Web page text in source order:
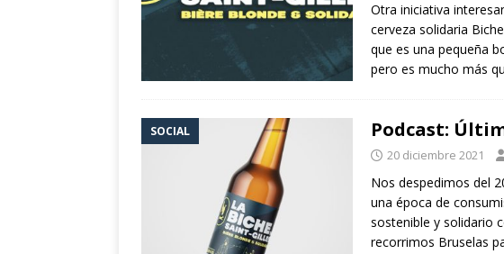
Otra iniciativa
cerveza solidaria
que es una pequeña
pero es mucho más
SOCIAL Podcast:
20 diciembre 2021
Nos despedimos del
una época de
sostenible y solidario
recorrimos Bruselas